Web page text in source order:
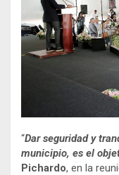
“Dar seguridad y
municipio, es el
Pichardo, en la